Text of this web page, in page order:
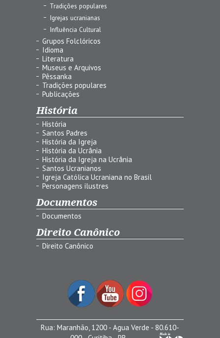
Tradições populares
Igrejas ucranianas
Influência Cultural
Grupos Folclóricos
Idioma
Literatura
Museus e Arquivos
Pêssanka
Tradições populares
Publicações
História
História
Santos Padres
História da Igreja
História da Ucrânia
História da Igreja na Ucrânia
Santos Ucranianos
Igreja Católica Ucraniana no Brasil
Personagens ilustres
Documentos
Documentos
Direito Canônico
Direito Canônico
Rua: Maranhão, 1200 - Agua Verde - 80.610-